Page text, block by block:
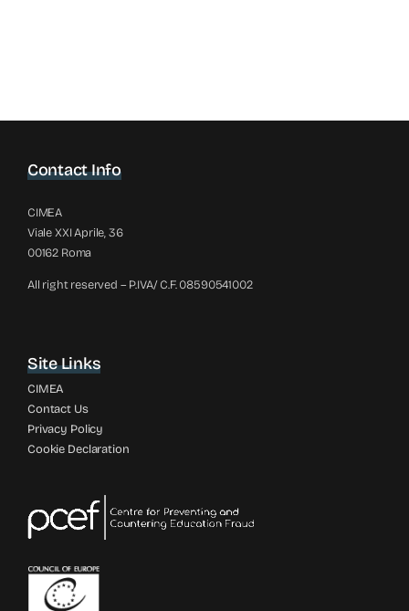
Contact Info
CIMEA
Viale XXI Aprile, 36
00162 Roma
All right reserved – P.IVA/ C.F. 08590541002
Site Links
CIMEA
Contact Us
Privacy Policy
Cookie Declaration